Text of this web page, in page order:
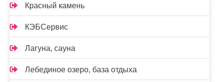
Красный камень
КЭБСервис
Лагуна, сауна
Лебединое озеро, база отдыха